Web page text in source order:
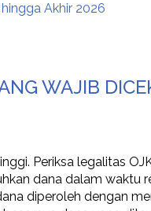
Akhir 2026
WAJIB
Periksa legalitas
dana dalam waktu
diperoleh dengan